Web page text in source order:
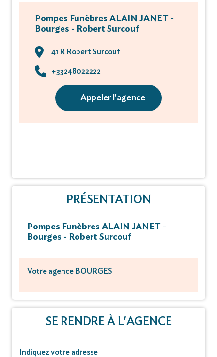
Pompes Funèbres ALAIN JANET -
Bourges - Robert Surcouf
41 R Robert Surcouf
+33248022222
Appeler l'agence
PRÉSENTATION
Pompes Funèbres ALAIN JANET -
Bourges - Robert Surcouf
Votre agence BOURGES
SE RENDRE À L'AGENCE
Indiquez votre adresse